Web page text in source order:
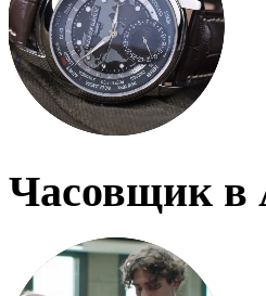
Часовщик в